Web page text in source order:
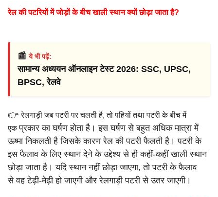
रेल की पटरियों में जोड़ों के बीच खाली स्थान क्यों छोड़ा जाता है?
📰ये भी पढ़ें:
सामान्य अध्ययन ऑनलाइन टेस्ट 2026: SSC, UPSC,
BPSC, रेलवे
👉रेलगाड़ी जब पटरी पर चलती है, तो पहियों तथा पटरी के बीच में
एकप्रकार का घर्षण होता है। इस घर्षण से बहुत अधिक मात्रा में
ऊष्मा निकलतीहै जिसके कारण रेल की पटरी फैलती है।पटरी के
इस फैलाव के लिए स्थान देने के उद्देश्य से ही कहीं-कहीं खालीस्थान
छोड़ा जाता है। यदि स्थान नहीं छोड़ा जाएगा, तो पटरी के फैलाव
सेवह टेढ़ी-मेढ़ी हो जाएगी और रेलगाड़ी पटरी से उतर जाएगी।